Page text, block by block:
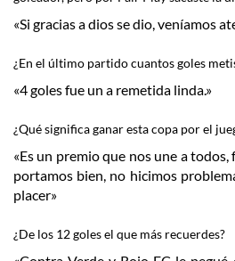
«Si gracias a dios se dio, veníamos
¿En el último partido cuantos goles
«4 goles fue un a remetida linda.»
¿Qué significa ganar esta copa por el
«Es un premio que nos une a
portamos bien, no hicimos
placer»
¿De los 12 goles el que más recuerdes?